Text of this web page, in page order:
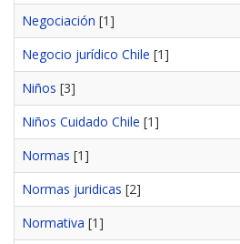
Negociación [1]
Negocio jurídico Chile [1]
Niños [3]
Niños Cuidado Chile [1]
Normas [1]
Normas juridicas [2]
Normativa [1]